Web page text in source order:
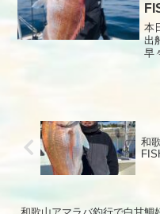
本
出
早
和